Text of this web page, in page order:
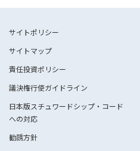
サイトポリシー
サイトマップ
責任投資ポリシー
議決権行使ガイドライン
日本版スチュワードシップ・コード
への対応
勧誘方針